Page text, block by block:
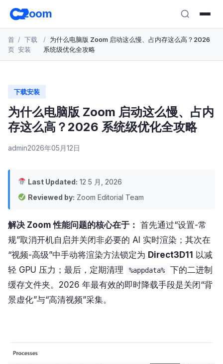
至
zoom
首
页
下载
安装
为什么电脑版 Zoom 启动这么慢、占内存这么高？2026
系统级优化全攻略
下载安装
为什么电脑版 Zoom 启动这么慢、占内
存这么高？2026 系统级优化全攻略
admin2026年05月12日
Last Updated: 12 5 月, 2026
Reviewed by: Zoom Editorial Team
解决 Zoom 性能问题的核心在于： 首先通过“设置-常
规”取消开机自启并关闭非必要的 AI 实时渲染；其次在
“视频-高级”中手动将渲染方法锁定为 Direct3D11 以减
轻 GPU 压力；最后，定期清理
%appdata%
下的二进制
缓存文件夹。2026 年最有效的即时降载手段是关闭“背
景虚化”与“高清视频”采集。